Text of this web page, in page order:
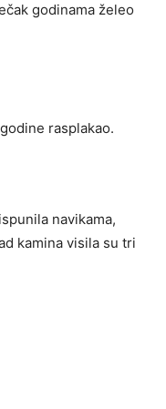
godinama želeo
rasplakao.
navikama,
kamina visila su tri